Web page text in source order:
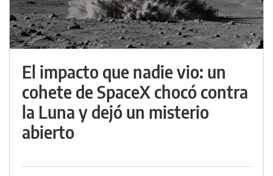
El impacto que nadie vio: un
cohete de SpaceX chocó contra
la Luna y dejó un misterio
abierto